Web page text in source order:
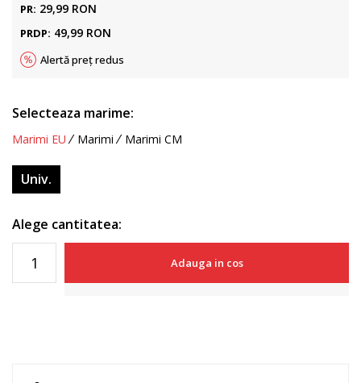
PR: 29,99 RON
PRDP: 49,99 RON
Alertă preț redus
Selecteaza marime:
Marimi EU Marimi Marimi CM
Univ.
Alege cantitatea:
Adauga in cos